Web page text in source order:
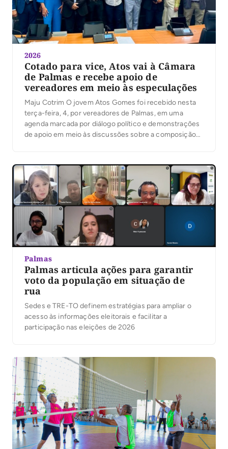
2026
Cotado para vice, Atos vai à Câmara
de Palmas e recebe apoio de
vereadores em meio às especulações
Maju Cotrim O jovem Atos Gomes foi recebido nesta
terça-feira, 4, por vereadores de Palmas, em uma
agenda marcada por diálogo político e demonstrações
de apoio em meio às discussões sobre a composição
conversou com Atos e muitos manifestaram […]
Palmas
Palmas articula ações para garantir
voto da população em situação de
rua
Sedes e TRE-TO definem estratégias para ampliar o
acesso às informações eleitorais e facilitar a
participação nas eleições de 2026